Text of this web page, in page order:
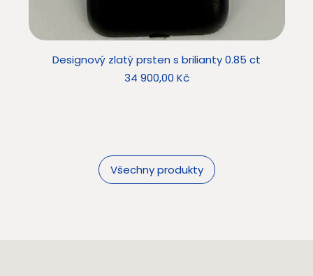
Všechny produkty
Designový zlatý prsten s brilianty 0.85 ct
Cena
34 900,00 Kč